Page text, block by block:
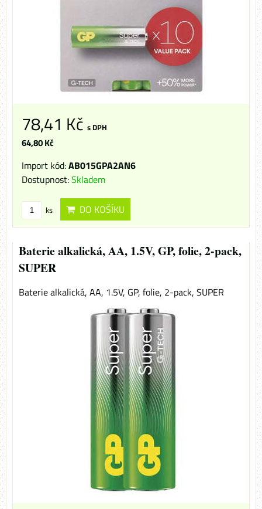
78,41 Kč s DPH
64,80 Kč
Import kód:AB015GPA2AN6
Dostupnost:Skladem
ks DO KOŠÍKU
Baterie alkalická, AA, 1.5V, GP, folie, 2-pack,
SUPER
Baterie alkalická, AA, 1.5V, GP, folie, 2-pack, SUPER